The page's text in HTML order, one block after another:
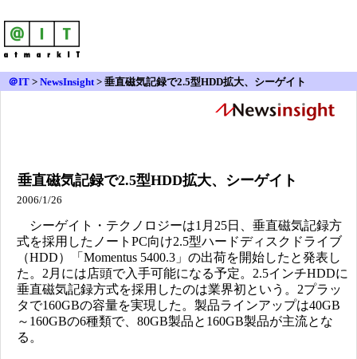
＠IT > NewsInsight> 垂直磁気記録で2.5型HDD拡大、シーゲイト
垂直磁気記録で2.5型HDD拡大、シーゲイト
2006/1/26
シーゲイト・テクノロジーは1月25日、垂直磁気記録方
式を採用したノートPC向け2.5型ハードディスクドライブ
（HDD）「Momentus 5400.3」の出荷を開始したと発表し
た。2月には店頭で入手可能になる予定。2.5インチHDDに
垂直磁気記録方式を採用したのは業界初という。2プラッ
タで160GBの容量を実現した。製品ラインアップは40GB
～160GBの6種類で、80GB製品と160GB製品が主流とな
る。